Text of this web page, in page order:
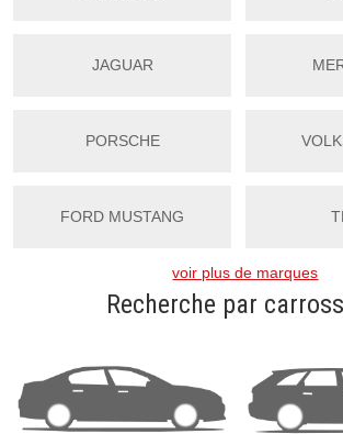
JAGUAR
PORSCHE
FORD MUSTANG
voir plus de marques
Recherche par